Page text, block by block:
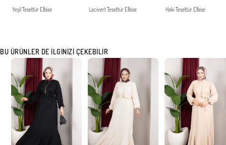
Yeşil Tesettür Elbise Lacivert Tesettür Elbise Haki Tesettür Elbise
BU ÜRÜNLER DE İLGINIZI ÇEKEBILIR